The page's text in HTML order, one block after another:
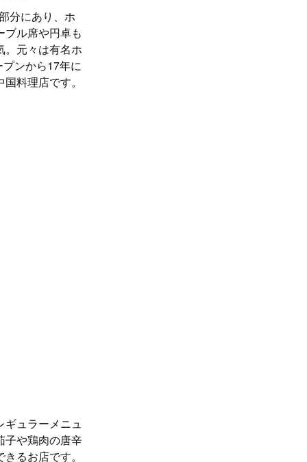
分にあり、ホ
ル席や円卓も
。元々は有名ホ
ンから17年に
料理店です。
ュラーメニュ
子や鶏肉の唐辛
るお店です。